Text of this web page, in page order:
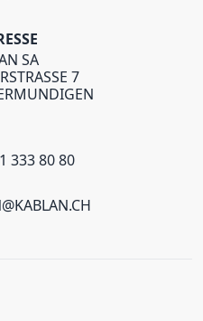
SA
7
333 80 80